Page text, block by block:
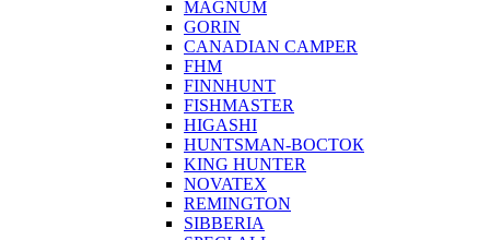
MAGNUM
GORIN
CANADIAN CAMPER
FHM
FINNHUNT
FISHMASTER
HIGASHI
HUNTSMAN-ВОСТОК
KING HUNTER
NOVATEX
REMINGTON
SIBBERIA